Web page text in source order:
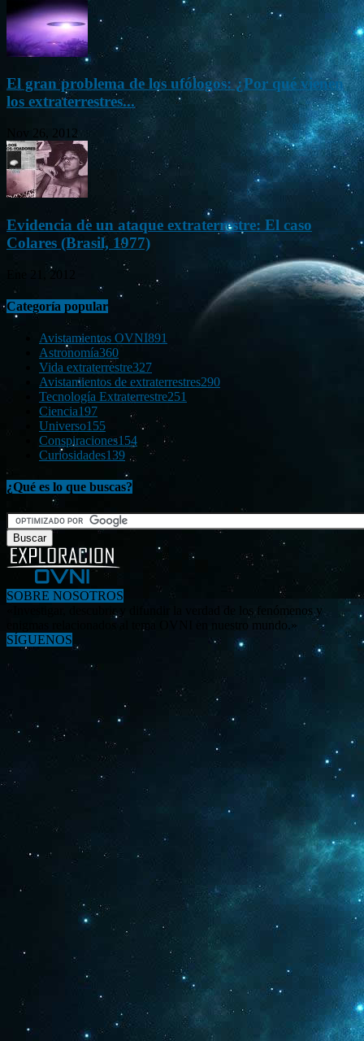
El gran problema de los ufólogos: ¿Por qué vienen
los extraterrestres...
Nov 26, 2012
Evidencia de un ataque extraterrestre: El caso
Colares (Brasil, 1977)
Ene 21, 2012
Categoría popular
Avistamientos OVNI891
Astronomía360
Vida extraterrestre327
Avistamientos de extraterrestres290
Tecnología Extraterrestre251
Ciencia197
Universo155
Conspiraciones154
Curiosidades139
¿Qué es lo que buscas?
SOBRE NOSOTROS
«Investigar, descubrir y difundir la verdad de los fenómenos y
enigmas relacionados al tema OVNI en nuestro mundo.»
SÍGUENOS